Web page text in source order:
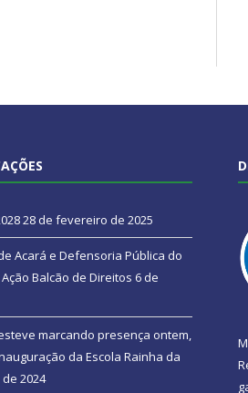
28 de fevereiro de 2025
Acará e Defensoria Pública do
Balcão de Direitos 6 de
marcando presença ontem,
da Escola Rainha da
2024